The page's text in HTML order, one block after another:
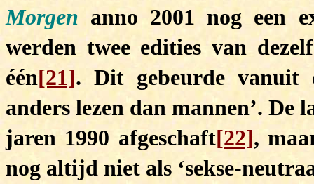
Morgen anno 2001 nog een
werden twee edities van
één[21]. Dit gebeurde vanuit
anders lezen dan mannen’.
jaren 1990 afgeschaft[22],
nog altijd niet als ‘sekse-